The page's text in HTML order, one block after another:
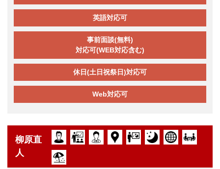
英語対応可
事前面談(無料)
対応可(WEB対応含む)
休日(土日祝祭日)対応可
Web対応可
柳原直
人